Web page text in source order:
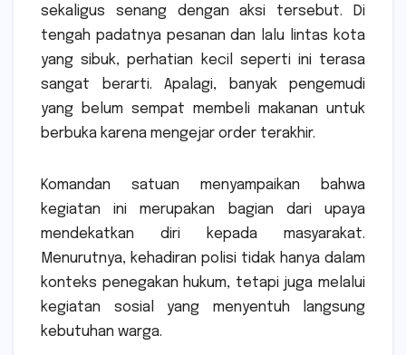
sekaligus senang dengan aksi tersebut. Di
tengah padatnya pesanan dan lalu lintas kota
yang sibuk, perhatian kecil seperti ini terasa
sangat berarti. Apalagi, banyak pengemudi
yang belum sempat membeli makanan untuk
berbuka karena mengejar order terakhir.
Komandan satuan menyampaikan bahwa
kegiatan ini merupakan bagian dari upaya
mendekatkan diri kepada masyarakat.
Menurutnya, kehadiran polisi tidak hanya dalam
konteks penegakan hukum, tetapi juga melalui
kegiatan sosial yang menyentuh langsung
kebutuhan warga.